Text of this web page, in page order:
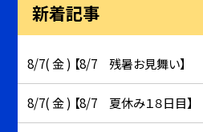
新着記事
8/7( 金 ) 【8/7 残暑お見舞い】
8/7( 金 ) 【8/7 夏休み１８日目】